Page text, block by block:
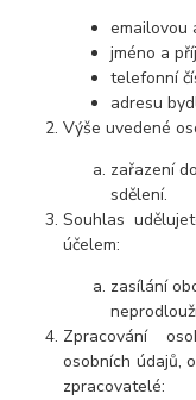
emailovou
jméno a
telefonní
adresu
Výše uvedené
zařazení
sdělení.
Souhlas
účelem:
zasílání
Zpracování
osobních údajů,
zpracovatelé: